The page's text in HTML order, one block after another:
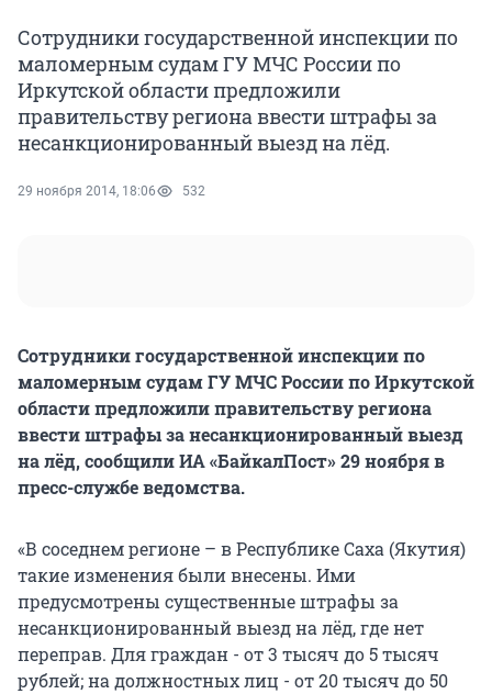
Сотрудники государственной инспекции по
маломерным судам ГУ МЧС России по
Иркутской области предложили
правительству региона ввести штрафы за
несанкционированный выезд на лёд.
29 ноября 2014, 18:06 532
Сотрудники государственной инспекции по
маломерным судам ГУ МЧС России по Иркутской
области предложили правительству региона
ввести штрафы за несанкционированный выезд
на лёд, сообщили ИА «БайкалПост» 29 ноября в
пресс-службе ведомства.
«В соседнем регионе – в Республике Саха (Якутия)
такие изменения были внесены. Ими
предусмотрены существенные штрафы за
несанкционированный выезд на лёд, где нет
переправ. Для граждан - от 3 тысяч до 5 тысяч
рублей; на должностных лиц - от 20 тысяч до 50